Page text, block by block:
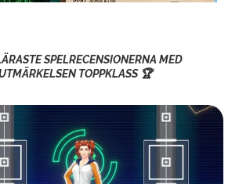
SPELRECENSIONERNA MED
TOPPKLASS 🏆